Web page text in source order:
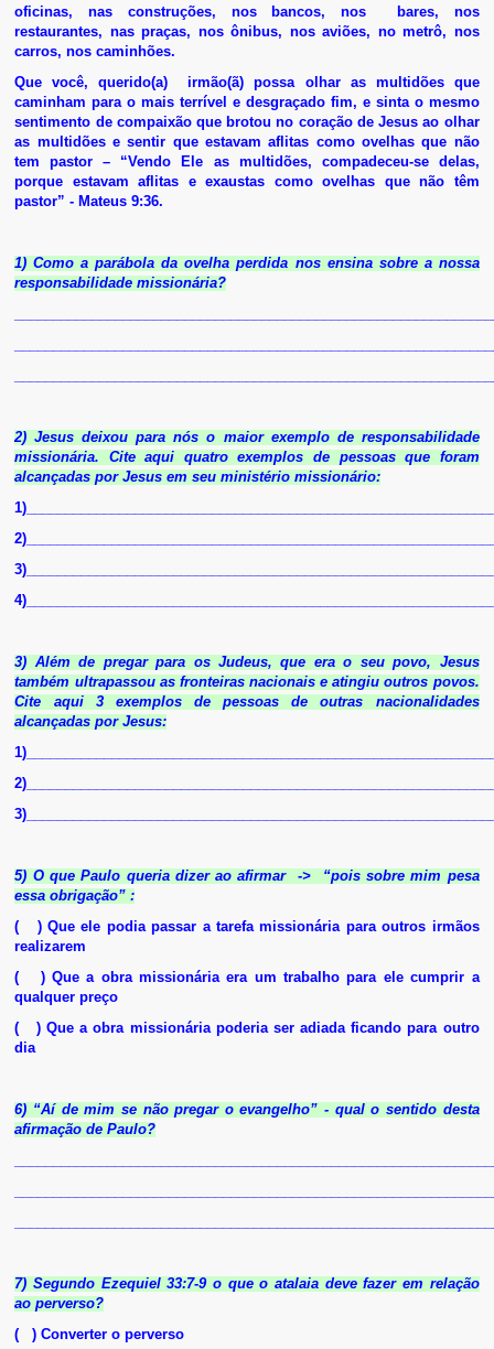
oficinas, nas construções, nos bancos, nos bares, nos
restaurantes, nas praças, nos ônibus, nos aviões, no metrô, nos
carros, nos caminhões.
Que você, querido(a) irmão(ã) possa olhar as multidões que
caminham para o mais terrível e desgraçado fim, e sinta o mesmo
sentimento de compaixão que brotou no coração de Jesus ao olhar
as multidões e sentir que estavam aflitas como ovelhas que não
tem pastor – “Vendo Ele as multidões, compadeceu-se delas,
porque estavam aflitas e exaustas como ovelhas que não têm
pastor” - Mateus 9:36.
1) Como a parábola da ovelha perdida nos ensina sobre a nossa
responsabilidade missionária?
2) Jesus deixou para nós o maior exemplo de responsabilidade
missionária. Cite aqui quatro exemplos de pessoas que foram
alcançadas por Jesus em seu ministério missionário:
3) Além de pregar para os Judeus, que era o seu povo, Jesus
também ultrapassou as fronteiras nacionais e atingiu outros povos.
Cite aqui 3 exemplos de pessoas de outras nacionalidades
alcançadas por Jesus:
5) O que Paulo queria dizer ao afirmar -> “pois sobre mim pesa
essa obrigação” :
( ) Que ele podia passar a tarefa missionária para outros irmãos
realizarem
( ) Que a obra missionária era um trabalho para ele cumprir a
qualquer preço
( ) Que a obra missionária poderia ser adiada ficando para outro
dia
6) “Aí de mim se não pregar o evangelho” - qual o sentido desta
afirmação de Paulo?
7) Segundo Ezequiel 33:7-9 o que o atalaia deve fazer em relação
ao perverso?
( ) Converter o perverso